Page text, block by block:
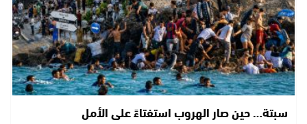
سبتة… حين صار الهروب استفتاءً على الأمل